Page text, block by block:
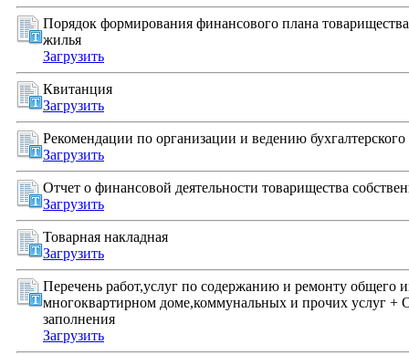
Порядок формирования финансового плана
жилья
Загрузить
Квитанция
Загрузить
Рекомендации по организации и ведению
Загрузить
Отчет о финансовой деятельности товарищества
Загрузить
Товарная накладная
Загрузить
Перечень работ,услуг по содержанию и ремонту общего
многоквартирном доме,коммунальных и прочих услуг +
заполнения
Загрузить